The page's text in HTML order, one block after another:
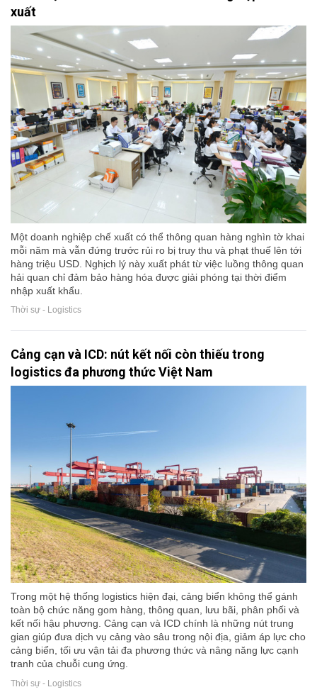
xuất
Một doanh nghiệp chế xuất có thể thông quan hàng nghìn tờ khai
mỗi năm mà vẫn đứng trước rủi ro bị truy thu và phạt thuế lên tới
hàng triệu USD. Nghịch lý này xuất phát từ việc luồng thông quan
hải quan chỉ đảm bảo hàng hóa được giải phóng tại thời điểm
nhập xuất khẩu.
Thời sự - Logistics
Cảng cạn và ICD: nút kết nối còn thiếu trong
logistics đa phương thức Việt Nam
Trong một hệ thống logistics hiện đại, cảng biển không thể gánh
toàn bộ chức năng gom hàng, thông quan, lưu bãi, phân phối và
kết nối hậu phương. Cảng cạn và ICD chính là những nút trung
gian giúp đưa dịch vụ cảng vào sâu trong nội địa, giảm áp lực cho
cảng biển, tối ưu vận tải đa phương thức và nâng năng lực cạnh
tranh của chuỗi cung ứng.
Thời sự - Logistics